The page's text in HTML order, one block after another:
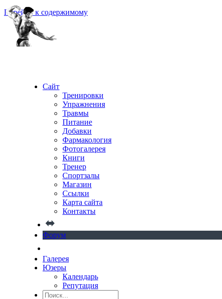
Перейти к содержимому
Сайт
Тренировки
Упражнения
Травмы
Питание
Добавки
Фармакология
Фотогалерея
Книги
Тренер
Спортзалы
Магазин
Ссылки
Карта сайта
Контакты
Форум
Галерея
Юзеры
Календарь
Репутация